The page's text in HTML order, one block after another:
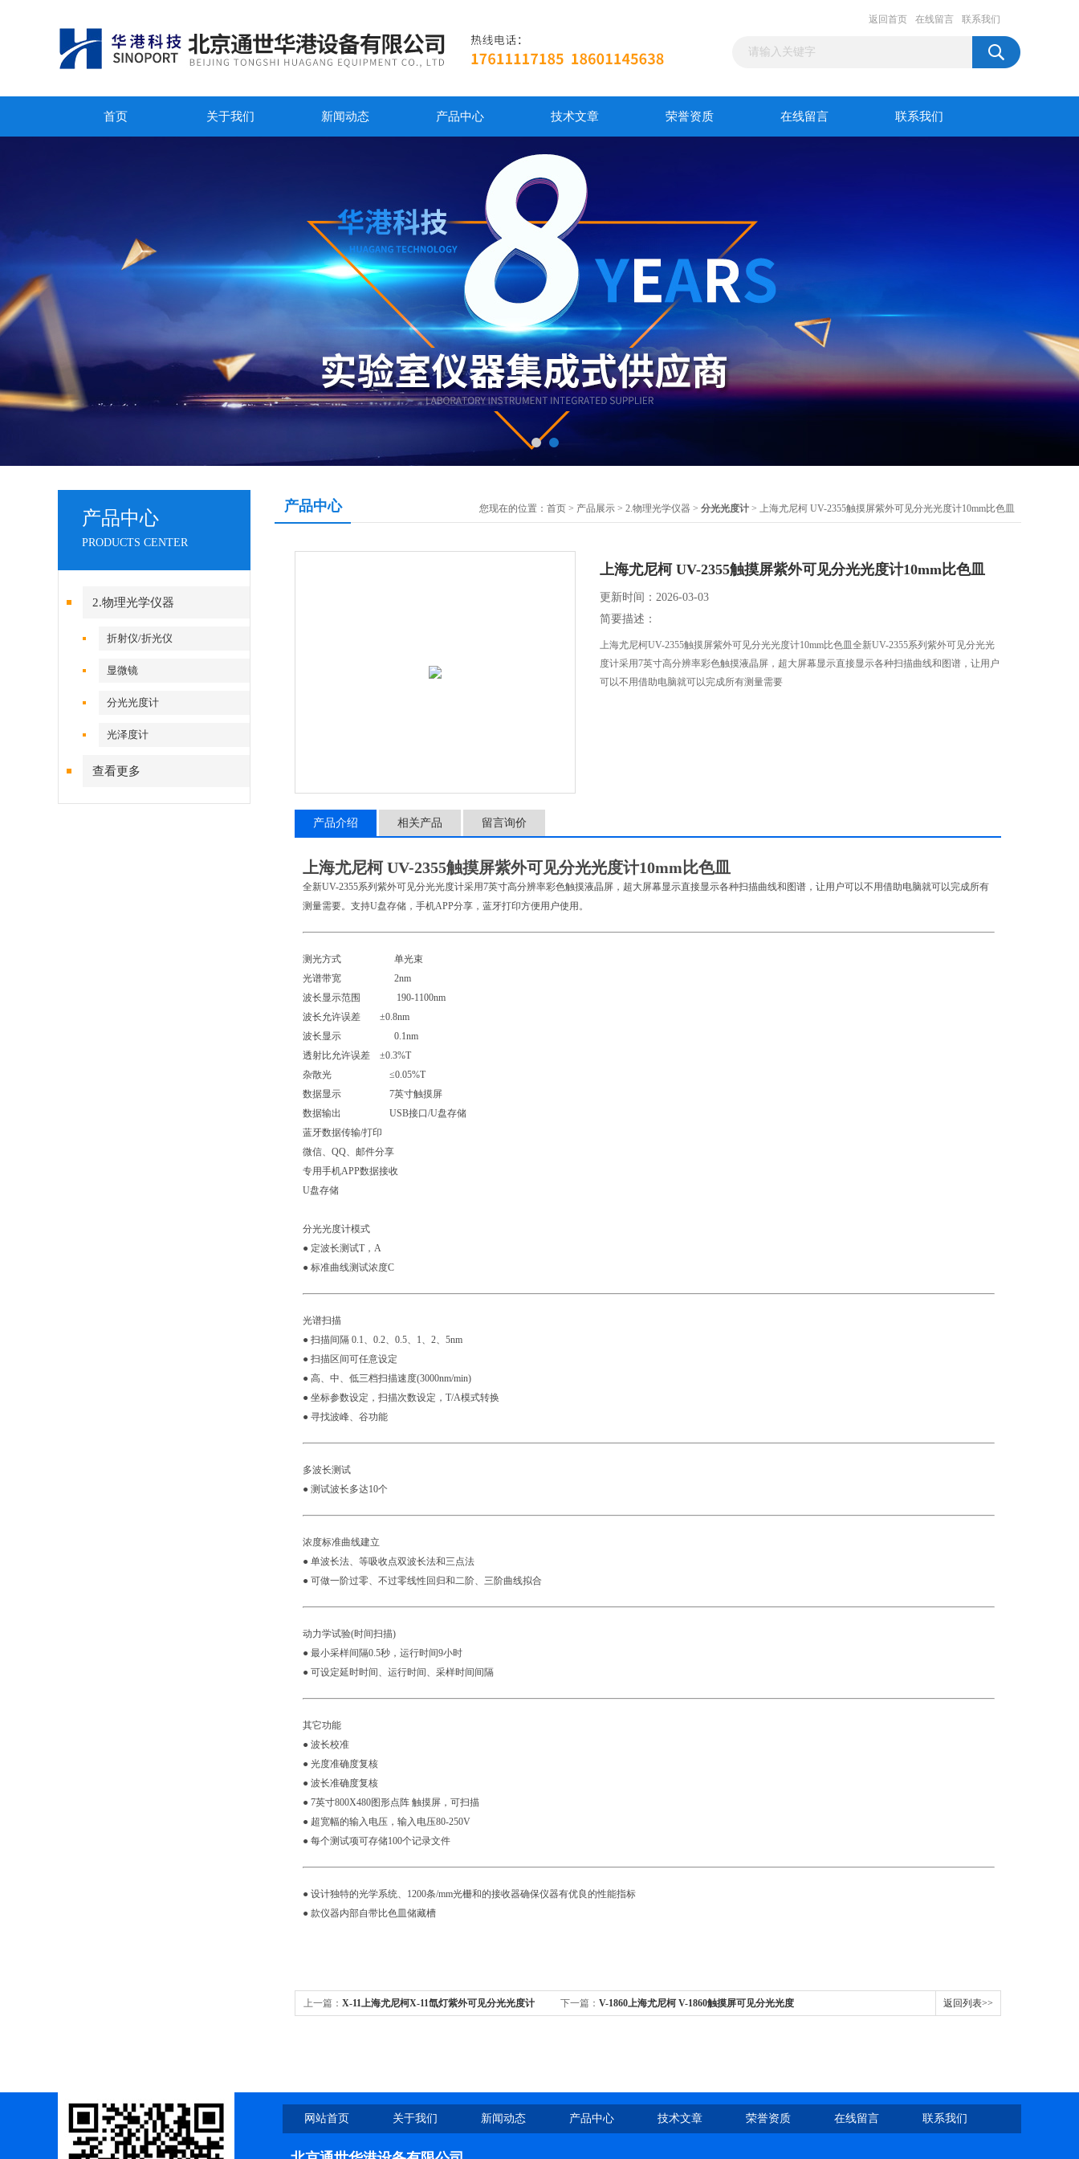
返回首页 在线留言 联系我们
首页 关于我们 新闻动态 产品中心 技术文章 荣誉资质 在线留言 联系我们
产品中心
PRODUCTS CENTER
2.物理光学仪器
折射仪/折光仪
显微镜
分光光度计
光泽度计
查看更多
产品中心 您现在的位置： 首页 > 产品展示 > 2.物理光学仪器 > 分光光度计 > 上海尤尼柯 UV-2355触摸屏紫外可见分光光度计10mm比色皿
上海尤尼柯 UV-2355触摸屏紫外可见分光光度计10mm比色皿
更新时间：2026-03-03
简要描述：
上海尤尼柯UV-2355触摸屏紫外可见分光光度计10mm比色皿全新UV-2355系列紫外可见分光光
度计采用7英寸高分辨率彩色触摸液晶屏，超大屏幕显示直接显示各种扫描曲线和图谱，让用户
可以不用借助电脑就可以完成所有测量需要
产品介绍 相关产品 留言询价
上海尤尼柯 UV-2355触摸屏紫外可见分光光度计10mm比色皿
全新UV-2355系列紫外可见分光光度计采用7英寸高分辨率彩色触摸液晶屏，超大屏幕显示直接显示各种扫描曲线和图谱，让用户可以不用借助电脑就可以完成所有
测量需要。支持U盘存储，手机APP分享，蓝牙打印方便用户使用。
测光方式 单光束
光谱带宽 2nm
波长显示范围 190-1100nm
波长允许误差 ±0.8nm
波长显示 0.1nm
透射比允许误差 ±0.3%T
杂散光 ≤0.05%T
数据显示 7英寸触摸屏
数据输出 USB接口/U盘存储
蓝牙数据传输/打印
微信、QQ、邮件分享
专用手机APP数据接收
U盘存储
分光光度计模式
● 定波长测试T，A
● 标准曲线测试浓度C
光谱扫描
● 扫描间隔 0.1、0.2、0.5、1、2、5nm
● 扫描区间可任意设定
● 高、中、低三档扫描速度(3000nm/min)
● 坐标参数设定，扫描次数设定，T/A模式转换
● 寻找波峰、谷功能
多波长测试
● 测试波长多达10个
浓度标准曲线建立
● 单波长法、等吸收点双波长法和三点法
● 可做一阶过零、不过零线性回归和二阶、三阶曲线拟合
动力学试验(时间扫描)
● 最小采样间隔0.5秒，运行时间9小时
● 可设定延时时间、运行时间、采样时间间隔
其它功能
● 波长校准
● 光度准确度复核
● 波长准确度复核
● 7英寸800X480图形点阵 触摸屏，可扫描
● 超宽幅的输入电压，输入电压80-250V
● 每个测试项可存储100个记录文件
● 设计独特的光学系统、1200条/mm光栅和的接收器确保仪器有优良的性能指标
● 款仪器内部自带比色皿储藏槽
上一篇： X-11上海尤尼柯X-11氙灯紫外可见分光光度计 下一篇： V-1860上海尤尼柯 V-1860触摸屏可见分光光度 返回列表>>
网站首页 关于我们 新闻动态 产品中心 技术文章 荣誉资质 在线留言 联系我们